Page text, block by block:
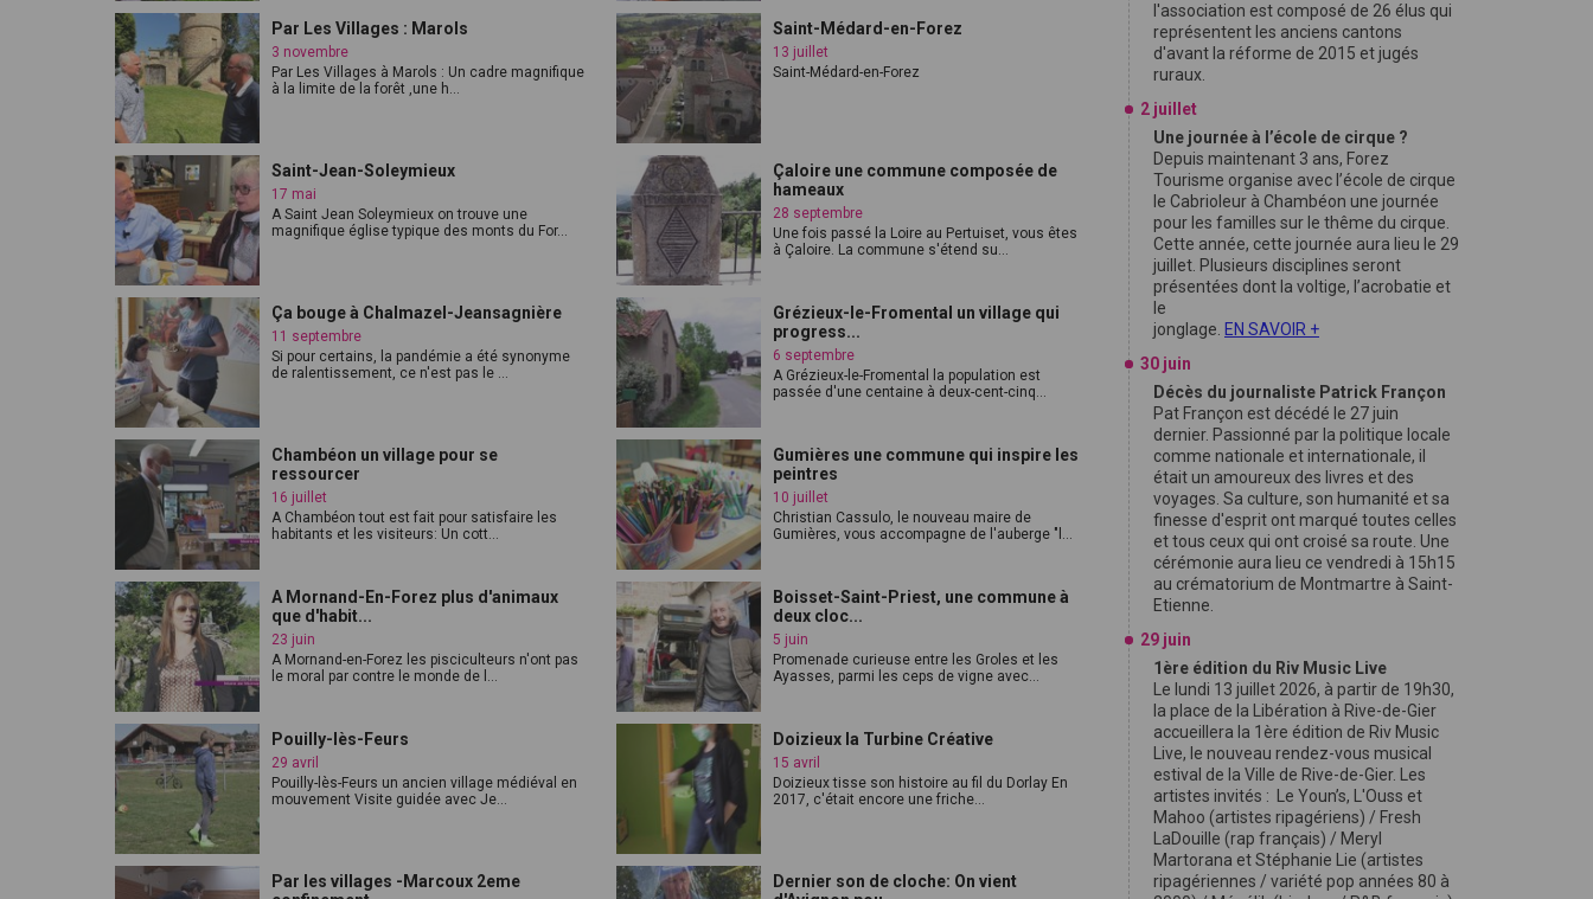
Par Les Villages : Marols
3 novembre
Par Les Villages à Marols : Un cadre magnifique
à la limite de la forêt ,une h...
Saint-Médard-en-Forez
13 juillet
Saint-Médard-en-Forez
Saint-Jean-Soleymieux
17 mai
A Saint Jean Soleymieux on trouve une
magnifique église typique des monts du For...
Çaloire une commune composée de
hameaux
28 septembre
Une fois passé la Loire au Pertuiset, vous êtes
à Çaloire. La commune s'étend su...
Ça bouge à Chalmazel-Jeansagnière
11 septembre
Si pour certains, la pandémie a été synonyme
de ralentissement, ce n'est pas le ...
Grézieux-le-Fromental un village qui
progress...
6 septembre
A Grézieux-le-Fromental la population est
passée d'une centaine à deux-cent-cinq...
Chambéon un village pour se
ressourcer
16 juillet
A Chambéon tout est fait pour satisfaire les
habitants et les visiteurs: Un cott...
Gumières une commune qui inspire les
peintres
10 juillet
Christian Cassulo, le nouveau maire de
Gumières, vous accompagne de l'auberge "l...
A Mornand-En-Forez plus d'animaux
que d'habit...
23 juin
A Mornand-en-Forez les pisciculteurs n'ont pas
le moral par contre le monde de l...
Boisset-Saint-Priest, une commune à
deux cloc...
5 juin
Promenade curieuse entre les Groles et les
Ayasses, parmi les ceps de vigne avec...
Pouilly-lès-Feurs
29 avril
Pouilly-lès-Feurs un ancien village médiéval en
mouvement Visite guidée avec Je...
Doizieux la Turbine Créative
15 avril
Doizieux tisse son histoire au fil du Dorlay En
2017, c'était encore une friche...
Par les villages -Marcoux 2eme
Dernier son de cloche: On vient
l'association est composé de 26 élus qui
représentent les anciens cantons
d'avant la réforme de 2015 et jugés
ruraux.
2 juillet
Une journée à l’école de cirque ?
Depuis maintenant 3 ans, Forez
Tourisme organise avec l’école de cirque
le Cabrioleur à Chambéon une journée
pour les familles sur le thême du cirque.
Cette année, cette journée aura lieu le 29
juillet. Plusieurs disciplines seront
présentées dont la voltige, l’acrobatie et
le
jonglage. EN SAVOIR +
30 juin
Décès du journaliste Patrick Françon
Pat Françon est décédé le 27 juin
dernier. Passionné par la politique locale
comme nationale et internationale, il
était un amoureux des livres et des
voyages. Sa culture, son humanité et sa
finesse d'esprit ont marqué toutes celles
et tous ceux qui ont croisé sa route. Une
cérémonie aura lieu ce vendredi à 15h15
au crématorium de Montmartre à Saint-
Etienne.
29 juin
1ère édition du Riv Music Live
Le lundi 13 juillet 2026, à partir de 19h30,
la place de la Libération à Rive-de-Gier
accueillera la 1ère édition de Riv Music
Live, le nouveau rendez-vous musical
estival de la Ville de Rive-de-Gier. Les
artistes invités : Le Youn’s, L'Ouss et
Mahoo (artistes ripagériens) / Fresh
LaDouille (rap français) / Meryl
Martorana et Stéphanie Lie (artistes
ripagériennes / variété pop années 80 à